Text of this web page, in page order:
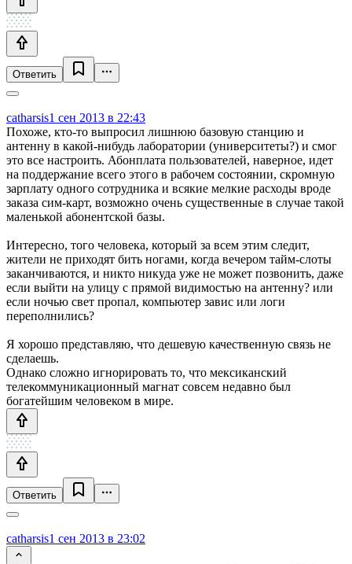
Ответить
catharsis1 сен 2013 в 22:43
Похоже, кто-то выпросил лишнюю базовую станцию и
антенну в какой-нибудь лаборатории (университеты?) и смог
это все настроить. Абонплата пользователей, наверное, идет
на поддержание всего этого в рабочем состоянии, скромную
зарплату одного сотрудника и всякие мелкие расходы вроде
заказа сим-карт, возможно очень существенные в случае такой
маленькой абонентской базы.
Интересно, того человека, который за всем этим следит,
жители не приходят бить ногами, когда вечером тайм-слоты
заканчиваются, и никто никуда уже не может позвонить, даже
если выйти на улицу с прямой видимостью на антенну? или
если ночью свет пропал, компьютер завис или логи
переполнились?
Я хорошо представляю, что дешевую качественную связь не
сделаешь.
Однако сложно игнорировать то, что мексиканский
телекоммуникационный магнат совсем недавно был
богатейшим человеком в мире.
Ответить
catharsis1 сен 2013 в 23:02